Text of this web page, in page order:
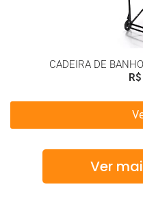
CADEIRA DE
R$
Ver